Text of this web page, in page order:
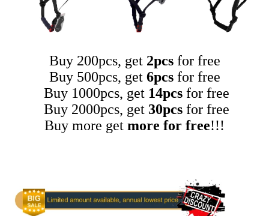
Buy 200pcs, get 2pcsfor free
Buy 500pcs, get 6pcsfor free
Buy 1000pcs, get 14pcsfor free
Buy 2000pcs, get 30pcsfor free
Buy more get more for free!!!